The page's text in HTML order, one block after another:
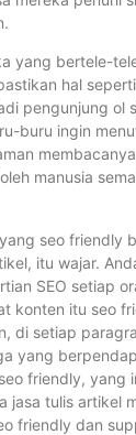
yang bertele-
hal
pengunjung ol
buru ingin
manusia
seo friendly
itu wajar.
SEO setiap
konten itu seo
di setiap
yang
friendly, yang
jasa tulis artikel
friendly dan